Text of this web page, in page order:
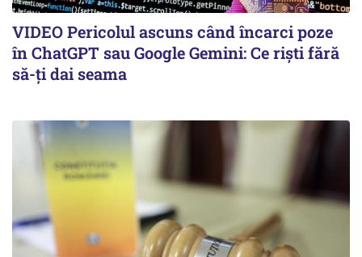
VIDEO Pericolul ascuns când încarci poze
în ChatGPT sau Google Gemini: Ce riști fără
să-ți dai seama